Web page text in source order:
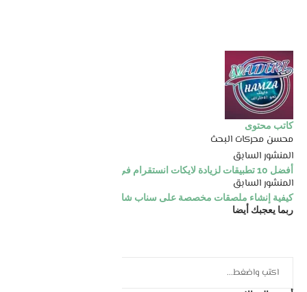
كاتب محتوى
محسن محركات البحث
المنشور السابق
أفضل 10 تطبيقات لزيادة لايكات انستقرام في 2023
المنشور السابق
كيفية إنشاء ملصقات مخصصة على سناب شات من الصور
ربما يعجبك أيضا